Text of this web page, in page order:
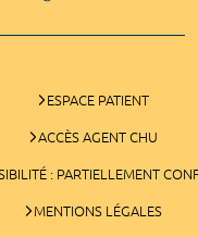
ESPACE PATIENT
ACCÈS AGENT CHU
: PARTIELLEMENT
MENTIONS LÉGALES